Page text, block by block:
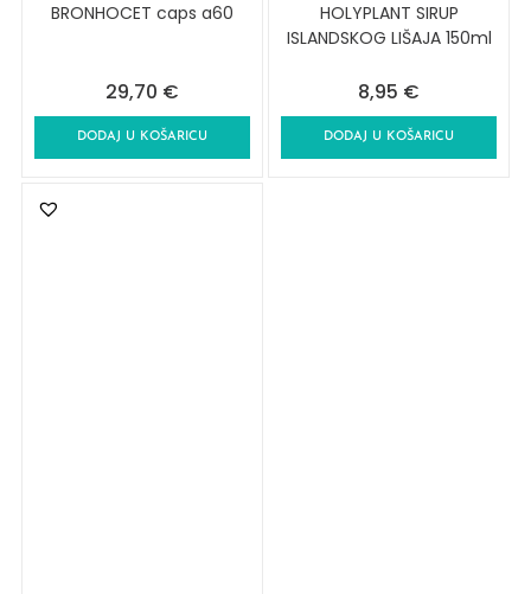
BRONHOCET caps a60
29,70 €
DODAJ U KOŠARICU
HOLYPLANT SIRUP
ISLANDSKOG LIŠAJA 150ml
8,95 €
DODAJ U KOŠARICU